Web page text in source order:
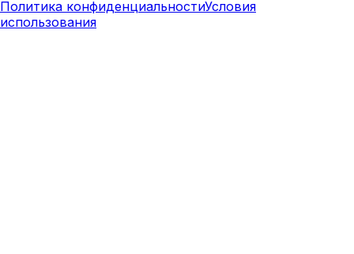
Политика конфиденциальностиУсловия
использования